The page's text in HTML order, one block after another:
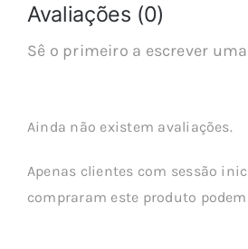
Avaliações (0)
Sê o primeiro a escrever
Ainda não existem avaliações.
Apenas clientes com sessão
compraram este produto